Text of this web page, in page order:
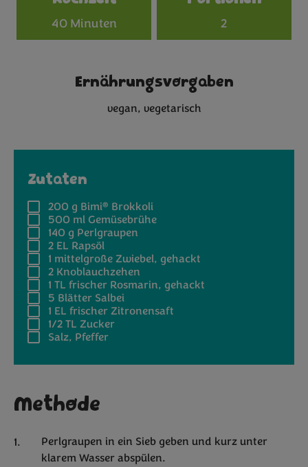
40 Minuten
2
Ernährungsvorgaben
vegan vegetarisch
Zutaten
200 g Bimi® Brokkoli
500 ml Gemüsebrühe
140 g Perlgraupen
2 EL Rapsöl
1 mittelgroße Zwiebel, gehackt
2 Knoblauchzehen
1 TL frischer Rosmarin, gehackt
5 Blätter Salbei
1 EL frischer Zitronensaft
1/2 TL Zucker
Salz, Pfeffer
Methode
Perlgraupen in ein Sieb geben und kurz unter
klarem Wasser abspülen.